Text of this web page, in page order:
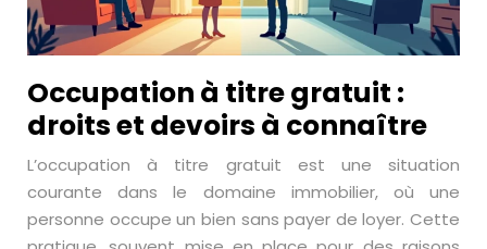
Occupation à titre gratuit :
droits et devoirs à connaître
L’occupation à titre gratuit est une situation
courante dans le domaine immobilier, où une
personne occupe un bien sans payer de loyer. Cette